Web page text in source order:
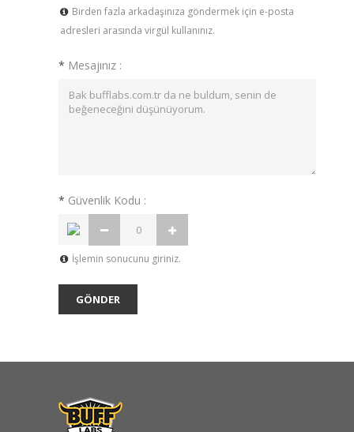
Birden fazla arkadaşınıza göndermek için e-posta
adresleri arasında virgül kullanınız.
* Mesajınız :
* Güvenlik Kodu :
İşlemin sonucunu giriniz.